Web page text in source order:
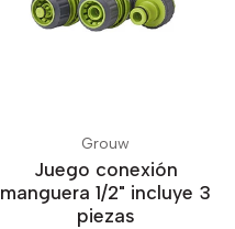
Grouw
Juego conexión
manguera 1/2" incluye 3
piezas